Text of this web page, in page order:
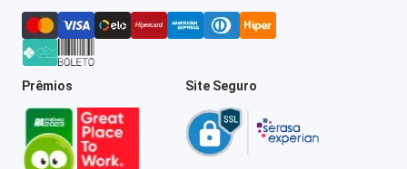
Prêmios Site Seguro